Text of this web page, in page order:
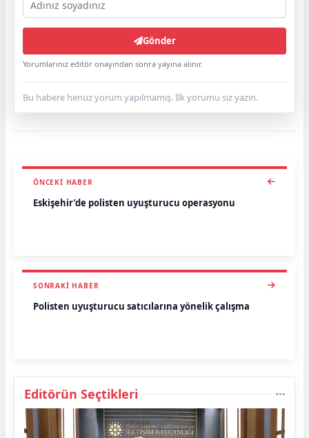
Gönder
Yorumlarınız editör onayından sonra yayına alınır.
Bu habere henüz yorum yapılmamış. İlk yorumu siz yazın.
ÖNCEKI HABER
Eskişehir’de polisten uyuşturucu operasyonu
SONRAKI HABER
Polisten uyuşturucu satıcılarına yönelik çalışma
Editörün Seçtikleri